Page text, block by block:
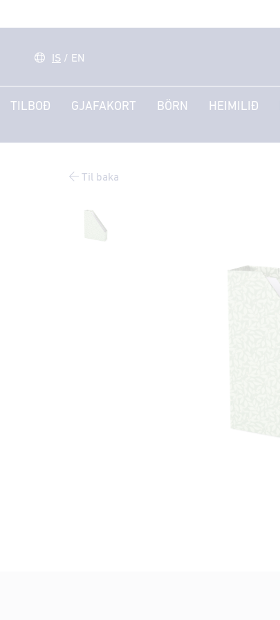
IS / EN
TILBOÐ GJAFAKORT BÖRN HEIMILIÐ
Til baka